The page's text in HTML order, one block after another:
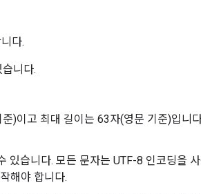
다.
니다.
)이고 최대 길이는 63자(영문 기준)입니
있습니다. 모든 문자는 UTF-8 인코딩을
해야 합니다.